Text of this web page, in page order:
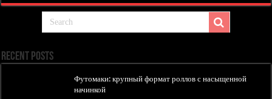
Recent Posts
Футомаки: крупный формат роллов с насыщенной
начинкой